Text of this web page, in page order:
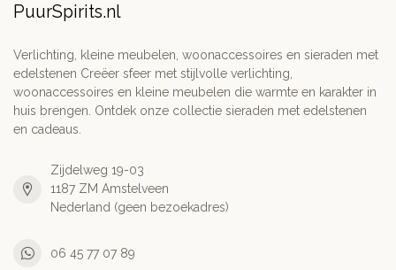
PuurSpirits.nl
Verlichting, kleine meubelen, woonaccessoires en sieraden met
edelstenen Creëer sfeer met stijlvolle verlichting,
woonaccessoires en kleine meubelen die warmte en karakter in
huis brengen. Ontdek onze collectie sieraden met edelstenen
en cadeaus.
Zijdelweg 19-03
1187 ZM Amstelveen
Nederland (geen bezoekadres)
06 45 77 07 89